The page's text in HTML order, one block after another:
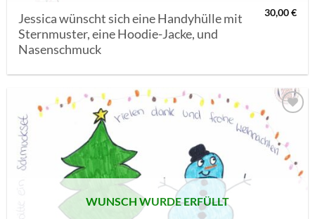
Jessica wünscht sich eine Handyhülle mit
Sternmuster, eine Hoodie-Jacke, und
Nasenschmuck
30,00€
AUF MEINE
MERKLISTE
SETZEN
WUNSCH WURDE ERFÜLLT